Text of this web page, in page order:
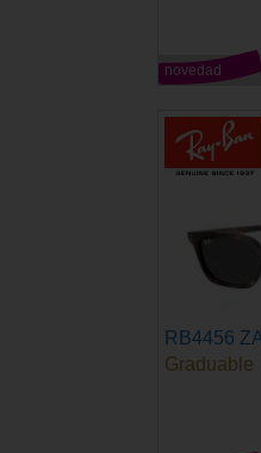
novedad
RB4456
Graduable